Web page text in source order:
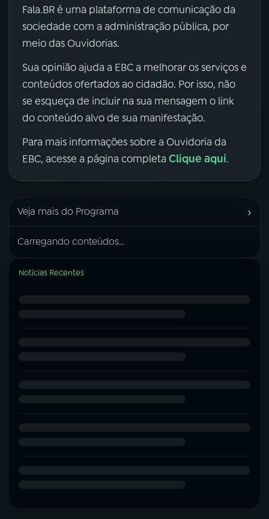
Fala.BR é uma plataforma de comunicação da
sociedade com a administração pública, por
meio das Ouvidorias.
Sua opinião ajuda a EBC a melhorar os serviços e
conteúdos ofertados ao cidadão. Por isso, não
se esqueça de incluir na sua mensagem o link
do conteúdo alvo de sua manifestação.
Para mais informações sobre a Ouvidoria da
EBC, acesse a página completa Clique aqui.
Veja mais do Programa ›
Carregando conteúdos...
Notícias Recentes